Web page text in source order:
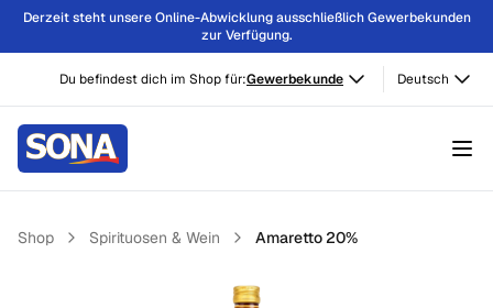
Derzeit steht unsere Online-Abwicklung ausschließlich Gewerbekunden
zur Verfügung.
Du befindest dich im Shop für:Gewerbekunde Deutsch
Shop Spirituosen & Wein Amaretto 20%